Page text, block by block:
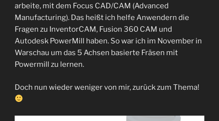
arbeite, mit dem Focus CAD/CAM (Advanced
Manufacturing). Das heißt ich helfe Anwendern die
Fragen zu InventorCAM, Fusion 360 CAM und
Autodesk PowerMill haben. So war ich im November in
Warschau um das 5 Achsen basierte Fräsen mit
Powermill zu lernen.
Doch nun wieder weniger von mir, zurück zum Thema!